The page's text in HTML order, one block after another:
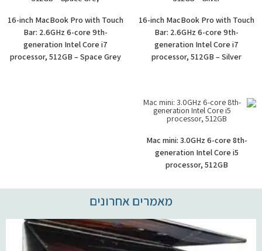
16-inch MacBook Pro with Touch
Bar: 2.6GHz 6-core 9th-
generation Intel Core i7
processor, 512GB – Silver
16-inch MacBook Pro with Touch
Bar: 2.6GHz 6-core 9th-
generation Intel Core i7
processor, 512GB – Space Grey
Mac mini: 3.0GHz 6-core 8th-
generation Intel Core i5
processor, 512GB
מאמרים אחרונים